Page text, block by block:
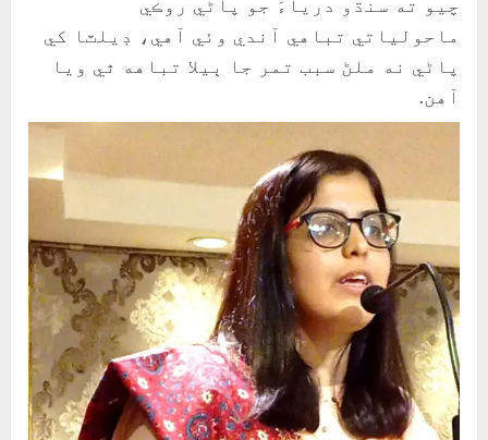
ماحولياتي تباهي آندي وئي آهي، ڊيلٽا کي
پاڻي نه ملڻ سبب تمر جا ٻيلا تباهه ٿي ويا
آهن.